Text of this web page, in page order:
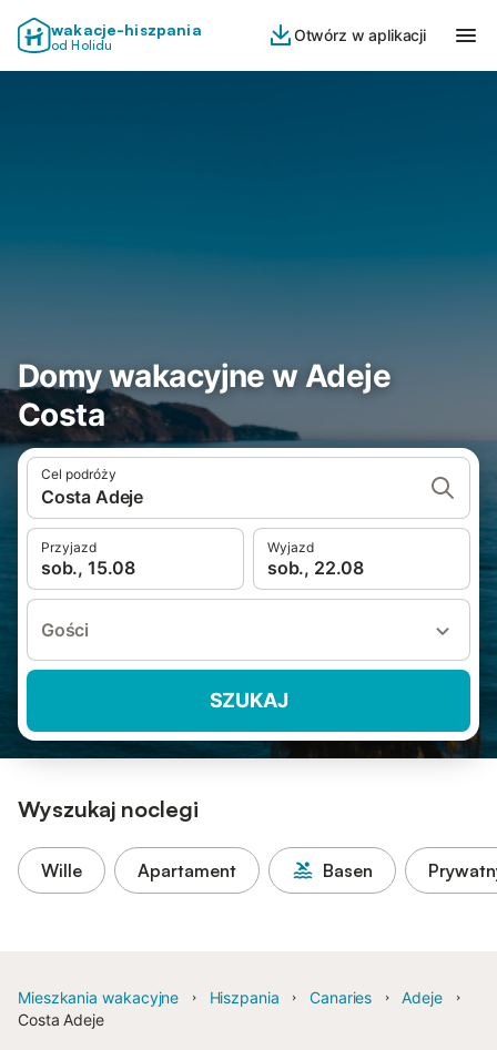
wakacje-hiszpania
od Holidu
Otwórz w aplikacji
Domy wakacyjne w Adeje
Costa
Cel podróży
Costa Adeje
Przyjazd
sob., 15.08
Wyjazd
sob., 22.08
Gości
SZUKAJ
Wyszukaj noclegi
Wille Apartament Basen
Mieszkania wakacyjne Hiszpania Canaries
Adeje
Costa Adeje